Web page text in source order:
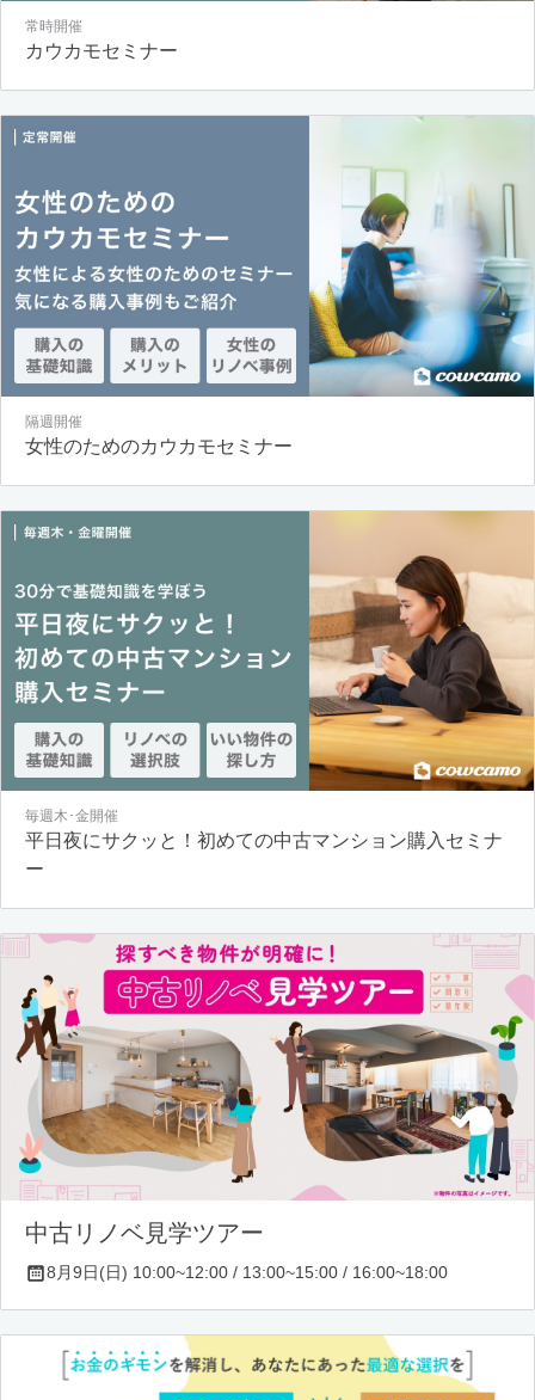
常時開催
カウカモセミナー
隔週開催
女性のためのカウカモセミナー
毎週木･金開催
平日夜にサクッと！初めての中古マンション購入セミナ
ー
中古リノベ見学ツアー
8月9日(日) 10:00~12:00 / 13:00~15:00 / 16:00~18:00